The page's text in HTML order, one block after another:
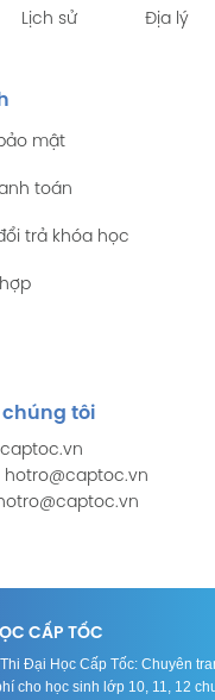
Lịch sử Địa lý
mật
toán
trả khóa học
chúng tôi
hotro@captoc.vn
CẤP TỐC
Đại Học Cấp Tốc: Chuyên
cho học sinh lớp 10, 11, 12